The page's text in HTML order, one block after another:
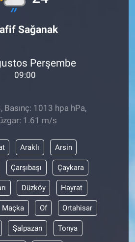
Sağanak
Perşembe
09:00
Basınç: 1013 hpa hPa,
1.61 m/s
Araklı Arsin
Çarşıbaşı Çaykara
Düzköy Hayrat
Maçka Of Ortahisar
Şalpazarı Tonya